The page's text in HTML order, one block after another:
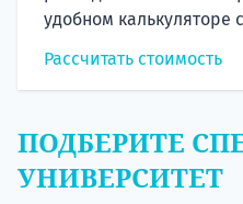
удобном калькуляторе
Рассчитать стоимость
ПОДБЕРИТЕ
УНИВЕРСИТЕТ